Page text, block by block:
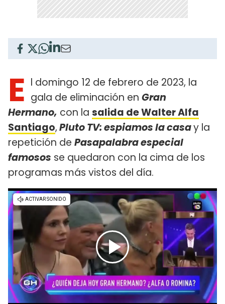
E l domingo 12 de febrero de 2023, la
gala de eliminación en Gran
Hermano, con la salida deWalter Alfa
Santiago,Pluto TV: espiamos la casay la
repetición de Pasapalabra especial
famosos se quedaron con la cima de los
programas más vistos del día.